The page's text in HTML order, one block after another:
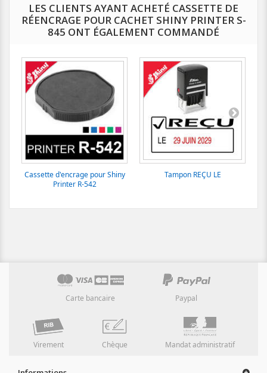
LES CLIENTS AYANT ACHETÉ CASSETTE DE
RÉENCRAGE POUR CACHET SHINY PRINTER S-
845 ONT ÉGALEMENT COMMANDÉ
Cassette d'encrage pour Shiny
Printer R-542
Tampon REÇU LE
Carte bancaire Paypal
Virement Chèque Mandat administratif